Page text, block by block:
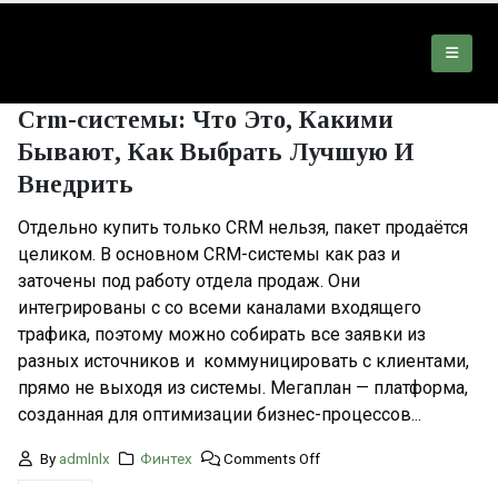
Crm-системы: Что Это, Какими
Бывают, Как Выбрать Лучшую И
Внедрить
Отдельно купить только CRM нельзя, пакет продаётся
целиком. В основном CRM-системы как раз и
заточены под работу отдела продаж. Они
интегрированы с со всеми каналами входящего
трафика, поэтому можно собирать все заявки из
разных источников и коммуницировать с клиентами,
прямо не выходя из системы. Мегаплан — платформа,
созданная для оптимизации бизнес-процессов...
By admlnlx Финтех Comments Off